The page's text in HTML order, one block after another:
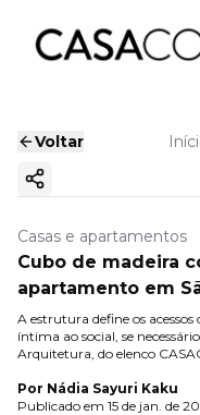
Voltar
Copiar link
Casas e apartamentos
Cubo de madeira
apartamento em
A estrutura define os
íntima ao social, se
Arquitetura, do elenco
Por Nádia Sayuri Kaku
Publicado em 15 de jan. de